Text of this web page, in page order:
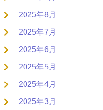
2025年8月
2025年7月
2025年6月
2025年5月
2025年4月
2025年3月